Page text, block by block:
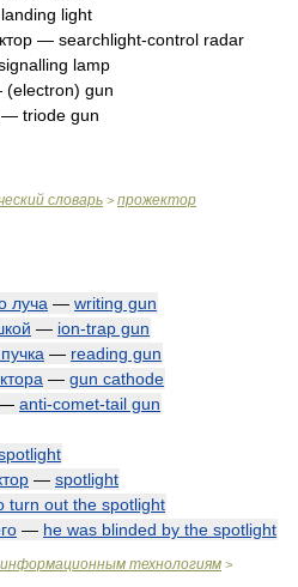
light
— searchlight-control radar
lamp
(electron) gun
— triode gun
словарь > прожектор
луча — writing gun
— ion-trap gun
— reading gun
— gun cathode
anti-comet-tail gun
— spotlight
turn out the spotlight
— he was blinded by the spotlight
информационным технологиям >